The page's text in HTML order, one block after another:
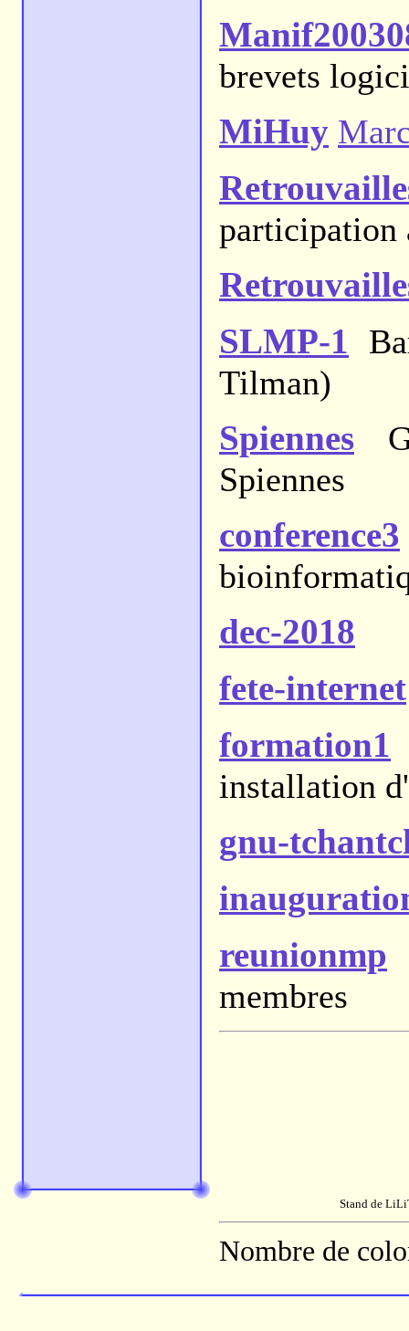
brevets
MiHuy
participation
SLMP-1
Tilman)
Spiennes
Spiennes
conference3
dec-2018
fete-internet
formation1
installation
gnu-
reunionmp
membres
Stand de
Nombre de